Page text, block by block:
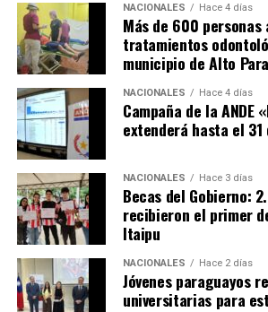
NACIONALES Hace 4 días
Más de 600 personas
tratamientos
municipio de Alto
NACIONALES Hace 4 días
Campaña de la ANDE
extenderá hasta el 31
NACIONALES Hace 3 días
Becas del Gobierno:
recibieron el primer
Itaipu
NACIONALES Hace 2 días
Jóvenes paraguayos
universitarias para